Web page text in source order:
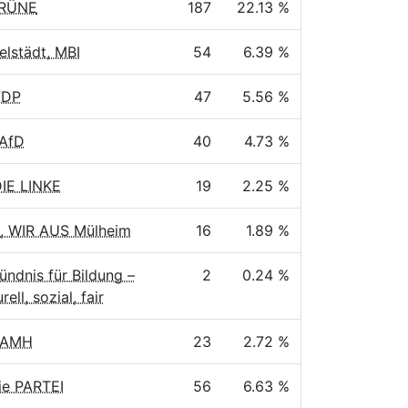
187 22.13 %
MBI 54 6.39 %
47 5.56 %
40 4.73 %
LINKE 19 2.25 %
WIR AUS Mülheim 16 1.89 %
für Bildung –
sozial, fair
2 0.24 %
23 2.72 %
PARTEI 56 6.63 %